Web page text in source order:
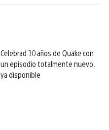
Celebrad 30 años de Quake con
un episodio totalmente nuevo,
ya disponible